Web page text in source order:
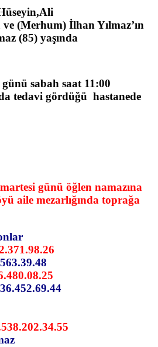
(Merhum) İlhan Yılmaz’ın
(85) yaşında
sabah saat 11:00
tedavi gördüğü hastanede
günü öğlen namazına
aile mezarlığında toprağa